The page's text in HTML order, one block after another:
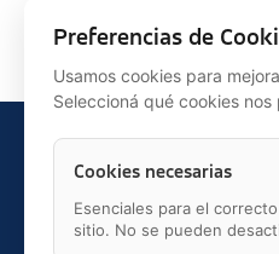
Teléfono: 91 595 75 00
Preferencias de
Usamos cookies para
Seleccioná qué cookies nos
Cookies necesarias
Esenciales para el
sitio. No se pueden